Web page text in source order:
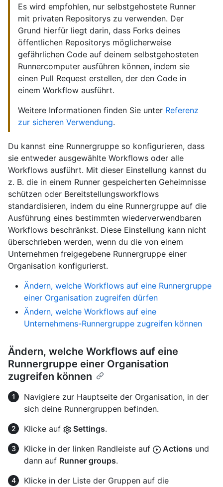
Es wird empfohlen, nur selbstgehostete Runner
mit privaten Repositorys zu verwenden. Der
Grund hierfür liegt darin, dass Forks deines
öffentlichen Repositorys möglicherweise
gefährlichen Code auf deinem selbstgehosteten
Runnercomputer ausführen können, indem sie
einen Pull Request erstellen, der den Code in
einem Workflow ausführt.
Weitere Informationen finden Sie unter Referenz
zur sicheren Verwendung.
Du kannst eine Runnergruppe so konfigurieren, dass
sie entweder ausgewählte Workflows oder alle
Workflows ausführt. Mit dieser Einstellung kannst du
z. B. die in einem Runner gespeicherten Geheimnisse
schützen oder Bereitstellungsworkflows
standardisieren, indem du eine Runnergruppe auf die
Ausführung eines bestimmten wiederverwendbaren
Workflows beschränkst. Diese Einstellung kann nicht
überschrieben werden, wenn du die von einem
Unternehmen freigegebene Runnergruppe einer
Organisation konfigurierst.
Ändern, welche Workflows auf eine Runnergruppe
einer Organisation zugreifen dürfen
Ändern, welche Workflows auf eine
Unternehmens-Runnergruppe zugreifen können
Ändern, welche Workflows auf eine
Runnergruppe einer Organisation
zugreifen können
Navigiere zur Hauptseite der Organisation, in der
sich deine Runnergruppen befinden.
Klicke auf
Settings.
Klicke in der linken Randleiste auf
Actions und
dann auf Runner groups.
Klicke in der Liste der Gruppen auf die